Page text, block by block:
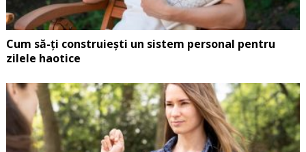
Cum să-ți construiești un sistem personal pentru
zilele haotice